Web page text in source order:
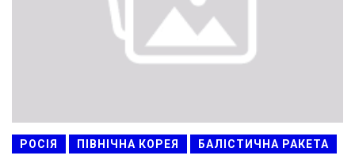
РОСІЯ ПІВНІЧНА КОРЕЯ БАЛІСТИЧНА РАКЕТА